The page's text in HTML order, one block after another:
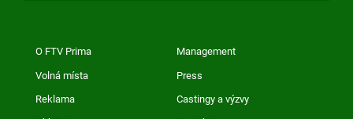
O FTV Prima Management
Volná místa Press
Reklama Castingy a výzvy